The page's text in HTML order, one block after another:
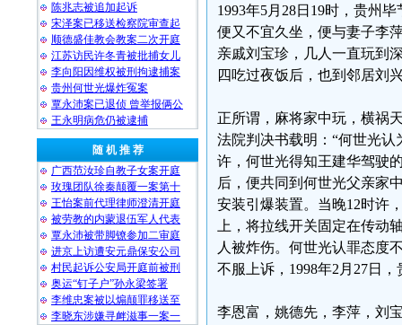
陈兆志被追加起诉
宋泽案已移送检察院审查起
顺德盛佳教会教案二次开庭
江苏访民许冬青被批捕女儿
李向阳因维权被刑拘逮捕案
贵州何世光爆炸冤案
覃永沛案已退侦 曾举报俩公
王永明病危仍被逮捕
随 机 推 荐
广西范汝珍自教子女案开庭
玫瑰团队徐秦颠覆一案第十
王怡案前代理律师澄清开庭
被劳教的内蒙退伍军人代表
覃永沛被带脚镣参加二审庭
进京上访遭安元鼎保安公司
村民起诉公安局开庭前被刑
奥运“钉子户”孙永梁签署
李维忠案被以煽颠罪移送至
李晓东涉嫌寻衅滋事一案一
1993年5月28日19时，贵州
便又不宜久坐，便与妻子李
亲戚刘宝珍，几人一直玩到
四吃过夜饭后，也到邻居刘
正所谓，麻将家中玩，横祸
法院判决书载明：“何世光认
许，何世光得知王建华驾驶
后，便共同到何世光父亲家
安装引爆装置。当晚12时许
上，将拉线开关固定在传动
人被炸伤。何世光认罪态度
不服上诉，1998年2月27日
李恩富，姚德先，李萍，刘